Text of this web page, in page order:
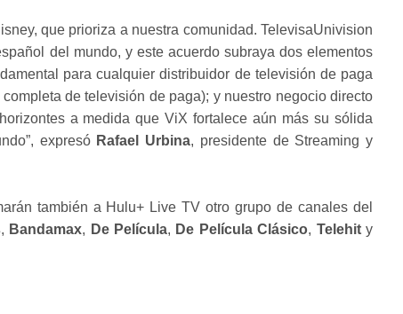
que prioriza a nuestra comunidad. TelevisaUnivision
del mundo, y este acuerdo subraya dos elementos
para cualquier distribuidor de televisión de paga
de televisión de paga); y nuestro negocio directo
a medida que ViX fortalece aún más su sólida
expresó Rafael Urbina, presidente de Streaming y
también a Hulu+ Live TV otro grupo de canales del
, Bandamax, De Película, De Película Clásico, Telehity